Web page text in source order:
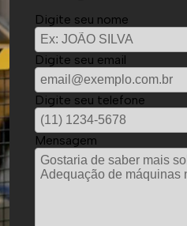
Digite seu nome
Digite seu email
Digite seu telefone
Mensagem